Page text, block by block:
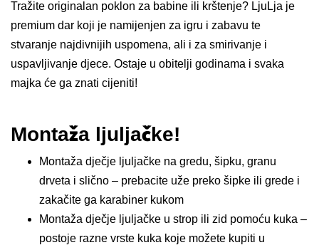
Tražite originalan poklon za babine ili krštenje? LjuLja je
premium dar koji je namijenjen za igru i zabavu te
stvaranje najdivnijih uspomena, ali i za smirivanje i
uspavljivanje djece. Ostaje u obitelji godinama i svaka
majka će ga znati cijeniti!
Montaža ljuljačke!
Montaža dječje ljuljačke na gredu, šipku, granu
drveta i slično – prebacite uže preko šipke ili grede i
zakačite ga karabiner kukom
Montaža dječje ljuljačke u strop ili zid pomoću kuka –
postoje razne vrste kuka koje možete kupiti u